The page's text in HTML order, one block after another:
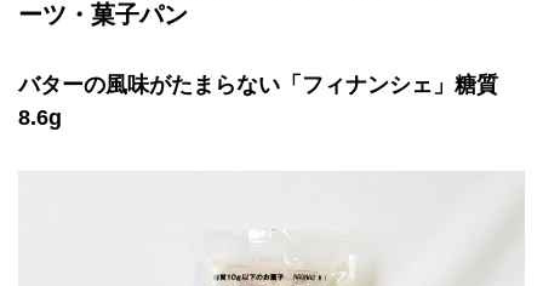
ーツ・菓子パン
バターの風味がたまらない「フィナンシェ」糖質
8.6g